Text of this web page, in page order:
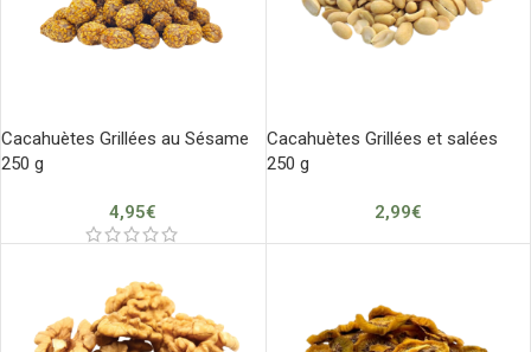
Cacahuètes Grillées au Sésame
250 g
4,95€
Cacahuètes Grillées et salées
250 g
2,99€